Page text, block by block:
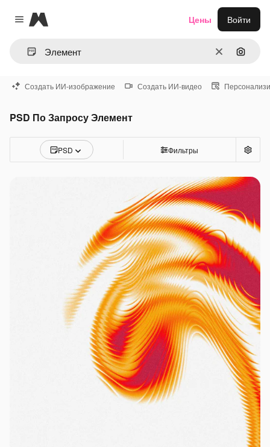
Close menu
Magnific
ОчиститьПоиск
Цены Войти
Создать ИИ-изображение Создать ИИ-видео
PSD По Запросу Элемент
PSD Фильтры